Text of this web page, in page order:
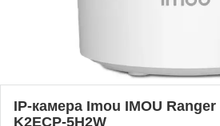
IP-камера Imou IMOU Ranger
K2ECP-5H2W